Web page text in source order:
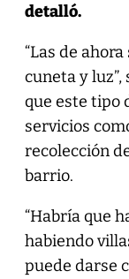
detalló.
“Las de
cuneta y
que este tipo
servicios
recolección
barrio.
“Habría que
habiendo
puede darse